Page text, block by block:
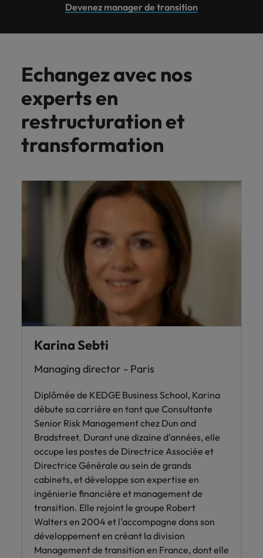
Devenez manager de transition
Echangez avec nos
experts en
restructuration et
transformation
Karina Sebti
Managing director - Paris
Diplômée de KEDGE Business School, Karina
débute sa carrière en tant que Consultante
Senior Risk Management chez Dun and
Bradstreet. Durant une dizaine d’années, elle
occupe les postes de Directrice Associée et
Directrice Générale au sein de grands
cabinets, et développe son expertise en
ingénierie financière et management de
transition. Elle rejoint le groupe Robert
Walters en 2004 et l’accompagne dans son
développement en créant la division
Management de transition en France, dont elle